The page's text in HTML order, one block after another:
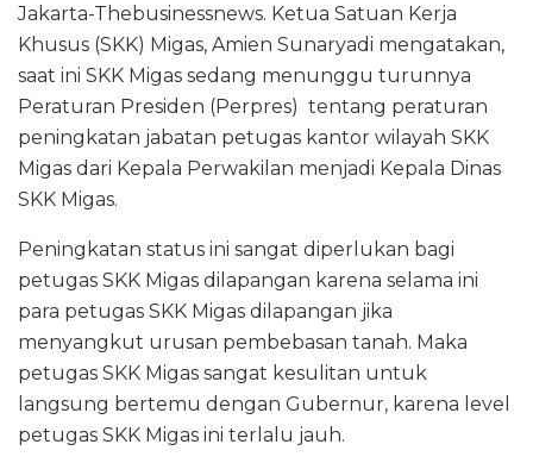
c
e
b
o
o
k
it
te
r
a
ts
A
p
p
e
g
ra
m
re
a
d
s
ai
l
n
t
ai
l
Jakarta-Thebusinessnews. Ketua Satuan Kerja
Khusus (SKK) Migas, Amien Sunaryadi mengatakan,
saat ini SKK Migas sedang menunggu turunnya
Peraturan Presiden (Perpres) tentang peraturan
peningkatan jabatan petugas kantor wilayah SKK
Migas dari Kepala Perwakilan menjadi Kepala Dinas
SKK Migas.
Peningkatan status ini sangat diperlukan bagi
petugas SKK Migas dilapangan karena selama ini
para petugas SKK Migas dilapangan jika
menyangkut urusan pembebasan tanah. Maka
petugas SKK Migas sangat kesulitan untuk
langsung bertemu dengan Gubernur, karena level
petugas SKK Migas ini terlalu jauh.